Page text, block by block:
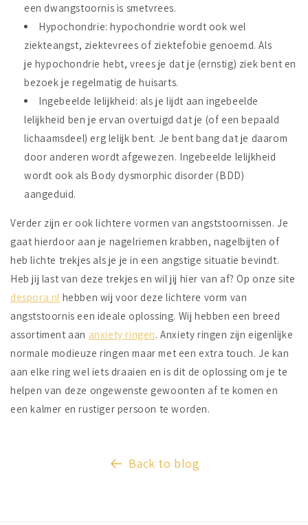
een dwangstoornis is smetvrees.
Hypochondrie: hypochondrie wordt ook wel
ziekteangst, ziektevrees of ziektefobie genoemd. Als
je hypochondrie hebt, vrees je dat je (ernstig) ziek bent en
bezoek je regelmatig de huisarts.
Ingebeelde lelijkheid: als je lijdt aan ingebeelde
lelijkheid ben je ervan overtuigd dat je (of een bepaald
lichaamsdeel) erg lelijk bent. Je bent bang dat je daarom
door anderen wordt afgewezen. Ingebeelde lelijkheid
wordt ook als Body dysmorphic disorder (BDD)
aangeduid.
Verder zijn er ook lichtere vormen van angststoornissen. Je
gaat hierdoor aan je nagelriemen krabben, nagelbijten of
heb lichte trekjes als je je in een angstige situatie bevindt.
Heb jij last van deze trekjes en wil jij hier van af? Op onze site
despora.nl hebben wij voor deze lichtere vorm van
angststoornis een ideale oplossing. Wij hebben een breed
assortiment aan anxiety ringen. Anxiety ringen zijn eigenlijke
normale modieuze ringen maar met een extra touch. Je kan
aan elke ring wel iets draaien en is dit de oplossing om je te
helpen van deze ongewenste gewoonten af te komen en
een kalmer en rustiger persoon te worden.
Back to blog